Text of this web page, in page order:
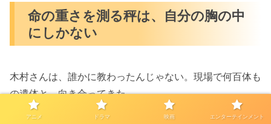
命の重さを測る秤は、自分の胸の中
にしかない
木村さんは、誰かに教わったんじゃない。現場で何百体も
の遺体と、向き合ってきた。
アニメ ドラマ 映画 エンターテインメント